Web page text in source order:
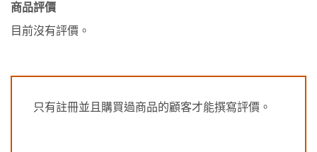
商品評價
目前沒有評價。
只有註冊並且購買過商品的顧客才能撰寫評價。